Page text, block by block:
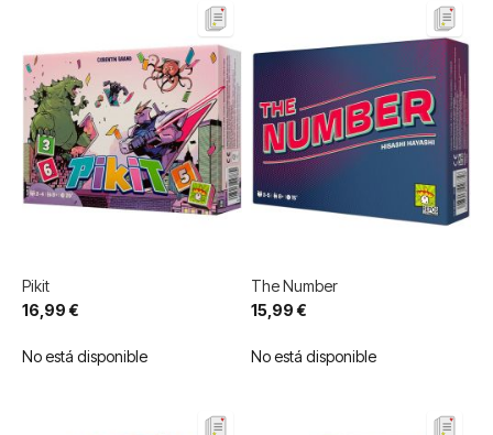
Pikit
16,99 €
No está disponible
The Number
15,99 €
No está disponible